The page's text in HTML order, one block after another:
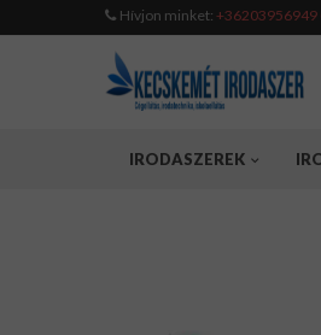
Hívjon minket: +36203956949
IRODASZEREK